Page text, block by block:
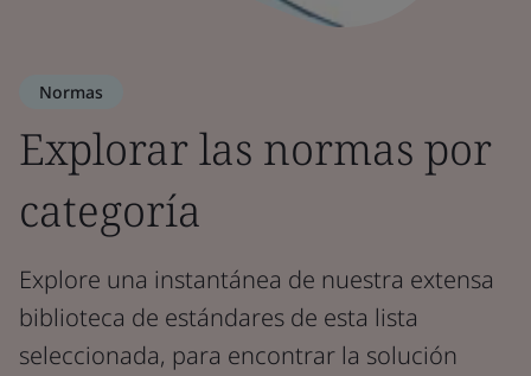
Normas
Explorar las normas por
categoría
Explore una instantánea de nuestra extensa
biblioteca de estándares de esta lista
seleccionada, para encontrar la solución